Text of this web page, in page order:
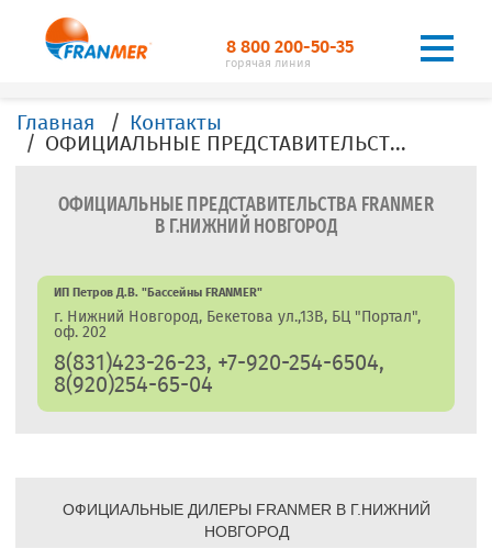
8 800 200-50-35
горячая линия
Главная
Контакты
ОФИЦИАЛЬНЫЕ ПРЕДСТАВИТЕЛЬСТВА, ДИЛЕРЫ, ОФИСЫ, FRANMER в г.Нижний Новгород
ОФИЦИАЛЬНЫЕ ПРЕДСТАВИТЕЛЬСТВА FRANMER
В Г.НИЖНИЙ НОВГОРОД
ИП Петров Д.В. "Бассейны FRANMER"
г. Нижний Новгород, Бекетова ул.,13В, БЦ "Портал",
оф. 202
8(831)423-26-23, +7-920-254-6504,
8(920)254-65-04
ОФИЦИАЛЬНЫЕ ДИЛЕРЫ FRANMER В Г.НИЖНИЙ
НОВГОРОД